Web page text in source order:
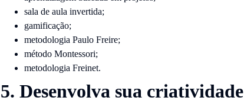
sala de aula invertida;
gamificação;
metodologia Paulo Freire;
método Montessori;
metodologia Freinet.
5. Desenvolva sua criatividade